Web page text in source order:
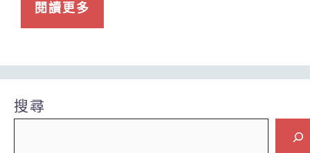
閱讀更多
搜尋